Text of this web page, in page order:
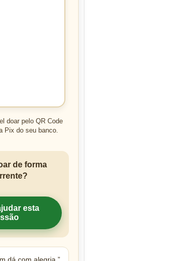
doar pelo QR Code
Pix do seu banco.
de forma
esta